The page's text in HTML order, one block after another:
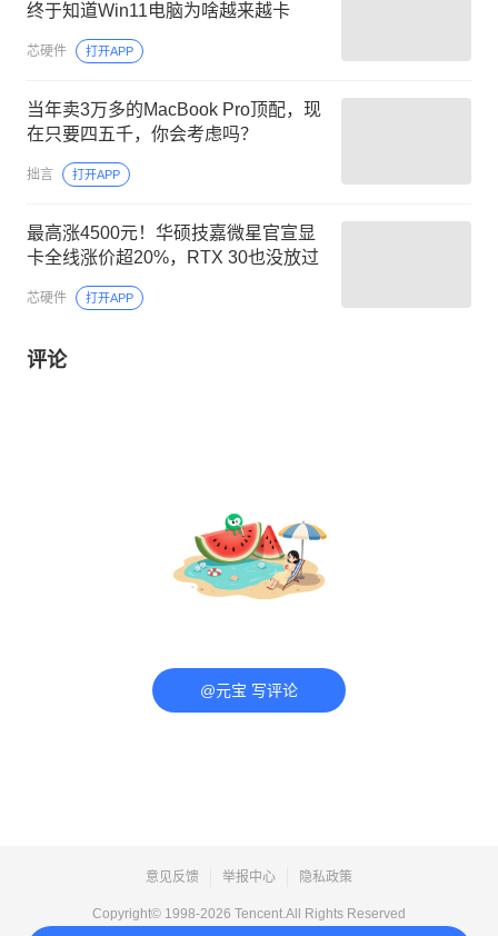
终于知道Win11电脑为啥越来越卡
芯硬件 打开APP
当年卖3万多的MacBook Pro顶配，现
在只要四五千，你会考虑吗？
拙言 打开APP
最高涨4500元！华硕技嘉微星官宣显
卡全线涨价超20%，RTX 30也没放过
芯硬件 打开APP
评论
@元宝 写评论
意见反馈 举报中心 隐私政策
Copyright© 1998-2026 Tencent.All Rights Reserved